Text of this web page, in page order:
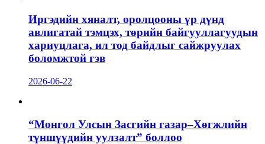
Иргэдийн хяналт, оролцооны үр дүнд
авлигатай тэмцэх, төрийн байгууллагуудын
хариуцлага, ил тод байдлыг сайжруулах
боломжтой гэв
2026-06-22
“Монгол Улсын Засгийн газар–Хөгжлийн
түншүүдийн уулзалт” боллоо